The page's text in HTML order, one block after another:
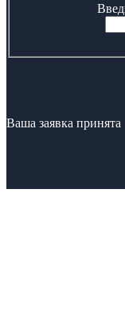
Ваша заявка принята